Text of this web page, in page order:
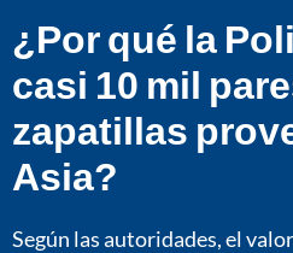
¿Por qué la
casi 10 mil
zapatillas
Asia?
Según las autoridades, el